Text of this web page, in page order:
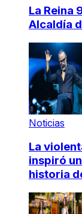
La Reina
Alcaldía
Noticias
La
inspiró
historia